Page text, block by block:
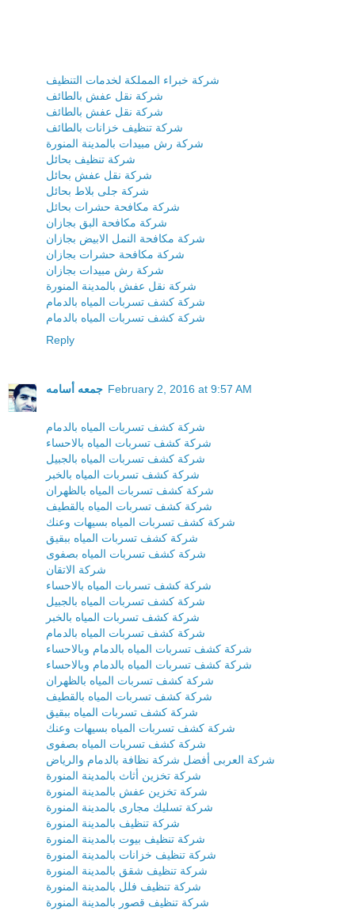
شركة خبراء المملكة لخدمات التنظيف
شركة نقل عفش بالطائف
شركة نقل عفش بالطائف
شركة تنظيف خزانات بالطائف
شركة رش مبيدات بالمدينة المنورة
شركة تنظيف بحائل
شركة نقل عفش بحائل
شركة جلى بلاط بحائل
شركة مكافحة حشرات بحائل
شركة مكافحة البق بجازان
شركة مكافحة النمل الابيض بجازان
شركة مكافحة حشرات بجازان
شركة رش مبيدات بجازان
شركة نقل عفش بالمدينة المنورة
شركة كشف تسربات المياه بالدمام
شركة كشف تسربات المياه بالدمام
Reply
جمعه أسامه February 2, 2016 at 9:57 AM
شركة كشف تسربات المياه بالدمام
شركة كشف تسربات المياه بالاحساء
شركة كشف تسربات المياه بالجبيل
شركة كشف تسربات المياه بالخبر
شركة كشف تسربات المياه بالظهران
شركة كشف تسربات المياه بالقطيف
شركة كشف تسربات المياه بسيهات وعنك
شركة كشف تسربات المياه ببقيق
شركة كشف تسربات المياه بصفوى
شركة الاتقان
شركة كشف تسربات المياه بالاحساء
شركة كشف تسربات المياه بالجبيل
شركة كشف تسربات المياه بالخبر
شركة كشف تسربات المياه بالدمام
شركة كشف تسربات المياه بالدمام وبالاحساء
شركة كشف تسربات المياه بالدمام وبالاحساء
شركة كشف تسربات المياه بالظهران
شركة كشف تسربات المياه بالقطيف
شركة كشف تسربات المياه ببقيق
شركة كشف تسربات المياه بسيهات وعنك
شركة كشف تسربات المياه بصفوى
شركة العربى أفضل شركة نظافة بالدمام والرياض
شركة تخزين أثاث بالمدينة المنورة
شركة تخزين عفش بالمدينة المنورة
شركة تسليك مجارى بالمدينة المنورة
شركة تنظيف بالمدينة المنورة
شركة تنظيف بيوت بالمدينة المنورة
شركة تنظيف خزانات بالمدينة المنورة
شركة تنظيف شقق بالمدينة المنورة
شركة تنظيف فلل بالمدينة المنورة
شركة تنظيف قصور بالمدينة المنورة